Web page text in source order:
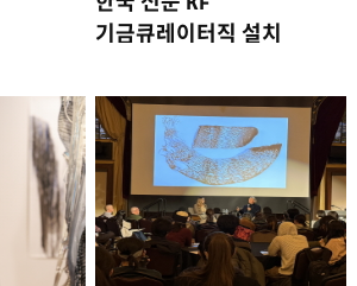
기금큐레이터직 설치